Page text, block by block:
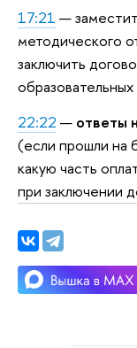
17:21 —
методического
заключить
образовательных
22:22 — ответы
(если прошли на
какую часть
при заключении